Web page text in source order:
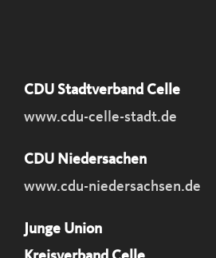
CDU Stadtverband Celle
www.cdu-celle-stadt.de
CDU Niedersachen
www.cdu-niedersachsen.de
Junge Union